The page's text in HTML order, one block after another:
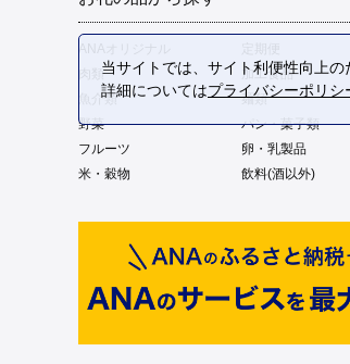
肉類
加工食品
魚介類
麺類
野菜
パン・菓子類
フルーツ
卵・乳製品
米・穀物
飲料(酒以外)
当サイトでは、サイト利便性向上
詳細についてはプライバシーポリシ